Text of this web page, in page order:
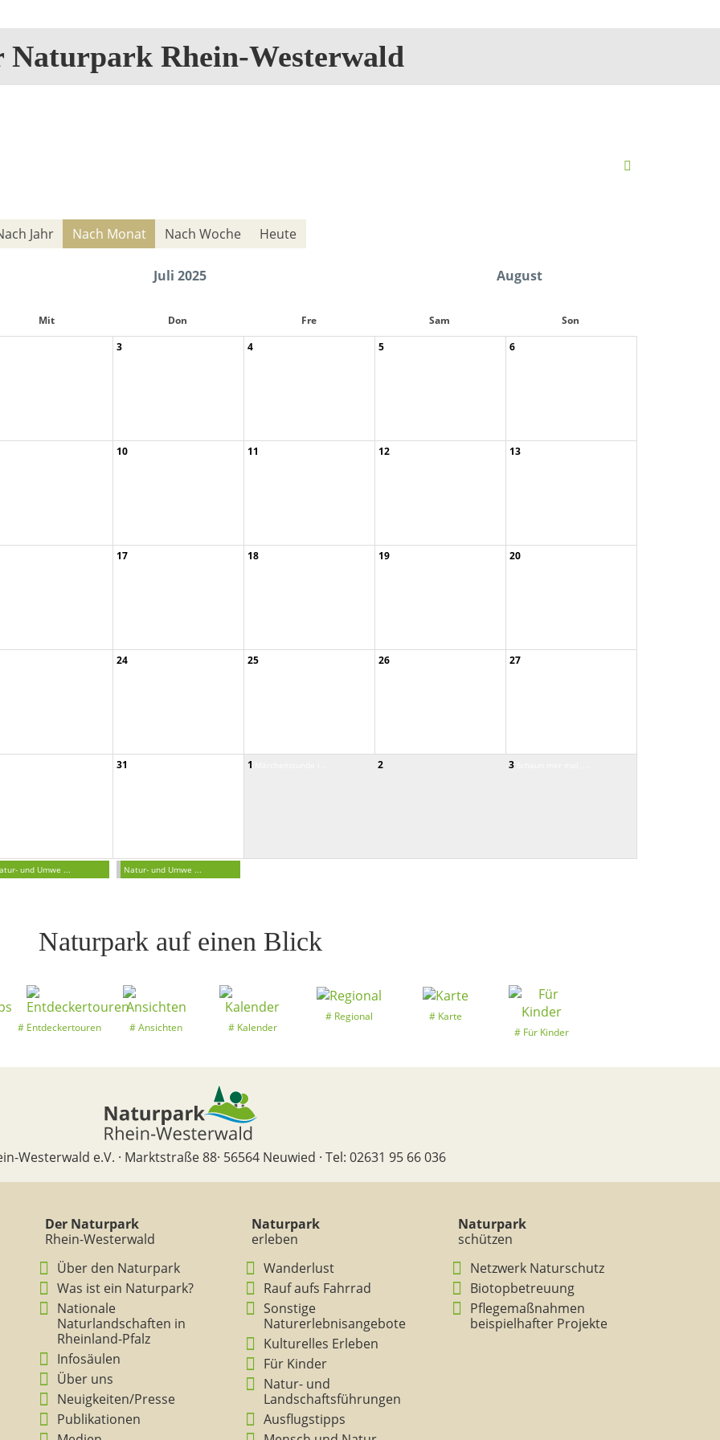
Naturpark Rhein-Westerwald
Jahr Nach Monat Nach Woche Heute
Juli 2025 August
Mit Don Fre Sam
Son
3 4
Kräuterführung ...
5 6
Limes – Führung ...
25/1 Zer ...
10
Naturentdecker ...
11
Naturentdecker ...
12
Backestag im Fl ...
13
Bergmännische R ...
– Som ...
17
Zoosafari – Som ...
18
Der Wald im (Kl ...
19
Frühlingsgefühl ...
20
24 25 26 27
und Umwe ...
31
Natur- und Umwe ...
1 2 3
Naturpark auf einen Blick
Entdeckertouren Ansichten Kalender
Regional
Karte
Für Kinder
Westerwald e.V. · Marktstraße 88· 56564 Neuwied · Tel: 02631 95 66 036
Der Naturpark
Rhein-Westerwald
Über den Naturpark
Was ist ein Naturpark?
Nationale
Naturlandschaften in
Rheinland-Pfalz
Infosäulen
Über uns
Neuigkeiten/Presse
Publikationen
Naturpark
erleben
Wanderlust
Rauf aufs Fahrrad
Sonstige
Naturerlebnisangebote
Kulturelles Erleben
Für Kinder
Natur- und
Landschaftsführungen
Ausflugstipps
Naturpark
schützen
Netzwerk Naturschutz
Biotopbetreuung
Pflegemaßnahmen
beispielhafter Projekte